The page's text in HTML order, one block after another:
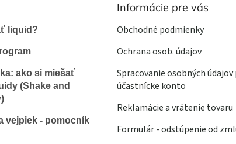
liquid?
ako si miešať
(Shake and
vejpiek - pomocník
Informácie pre vás
Obchodné podmienky
Ochrana osob. údajov
Spracovanie osobných údajov
účastnícke konto
Reklamácie a vrátenie tovaru
Formulár - odstúpenie od